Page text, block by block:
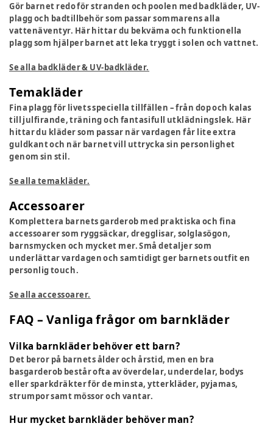
Gör barnet redo för stranden och poolen med badkläder, UV-
plagg och badtillbehör som passar sommarens alla
vattenäventyr. Här hittar du bekväma och funktionella
plagg som hjälper barnet att leka tryggt i solen och vattnet.
Se alla badkläder & UV-badkläder.
Temakläder
Fina plagg för livets speciella tillfällen – från dop och kalas
till julfirande, träning och fantasifull utklädningslek. Här
hittar du kläder som passar när vardagen får lite extra
guldkant och när barnet vill uttrycka sin personlighet
genom sin stil.
Se alla temakläder.
Accessoarer
Komplettera barnets garderob med praktiska och fina
accessoarer som ryggsäckar, dregglisar, solglasögon,
barnsmycken och mycket mer. Små detaljer som
underlättar vardagen och samtidigt ger barnets outfit en
personlig touch.
Se alla accessoarer.
FAQ – Vanliga frågor om barnkläder
Vilka barnkläder behöver ett barn?
Det beror på barnets ålder och årstid, men en bra
basgarderob består ofta av överdelar, underdelar, bodys
eller sparkdräkter för de minsta, ytterkläder, pyjamas,
strumpor samt mössor och vantar.
Hur mycket barnkläder behöver man?